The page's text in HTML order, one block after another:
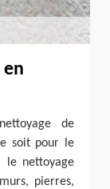
de
soit pour le
le nettoyage
pierres,